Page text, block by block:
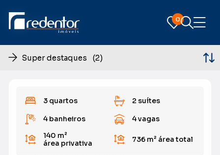
0
0
Super destaques (2)
3 quartos 2 suítes
4 banheiros
4 vagas
140 m²
área privativa
736 m² área total